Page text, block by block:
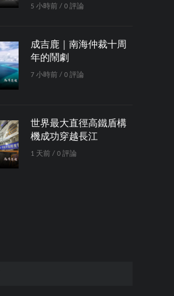
5 小時前 / 0 評論
成吉鹿｜南海仲裁十周
年的鬧劇
7 小時前 / 0 評論
世界最大直徑高鐵盾構
機成功穿越長江
1 天前 / 0 評論